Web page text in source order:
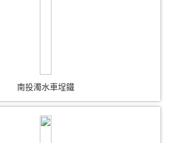
南投濁水車埕鐵